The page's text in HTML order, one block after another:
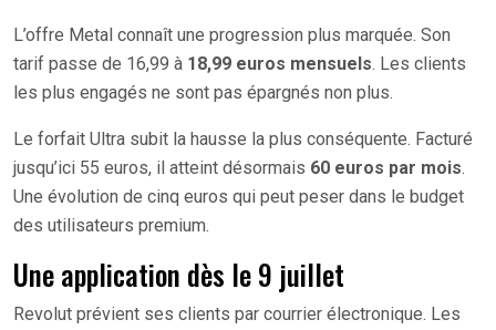
L’offre Metal connaît une progression plus marquée. Son
tarif passe de 16,99 à 18,99 euros mensuels. Les clients
les plus engagés ne sont pas épargnés non plus.
Le forfait Ultra subit la hausse la plus conséquente. Facturé
jusqu’ici 55 euros, il atteint désormais 60 euros par mois.
Une évolution de cinq euros qui peut peser dans le budget
des utilisateurs premium.
Une application dès le 9 juillet
Revolut prévient ses clients par courrier électronique. Les